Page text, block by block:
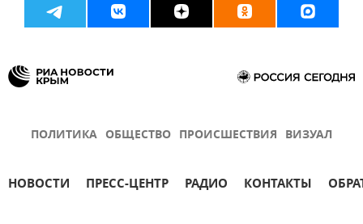
ПОЛИТИКА ОБЩЕСТВО ПРОИСШЕСТВИЯ ВИЗУАЛ
НОВОСТИ ПРЕСС-ЦЕНТР РАДИО КОНТАКТЫ